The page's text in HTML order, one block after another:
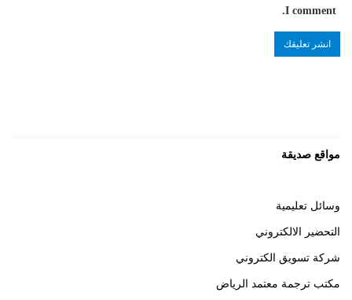
I comment.
مواقع صديقة
وسائل تعليمية
التحضير الالكتروني
شركة تسويق الكتروني
مكتب ترجمة معتمد الرياض